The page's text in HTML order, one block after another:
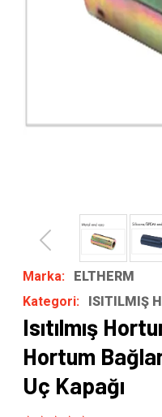
Previous
Marka:
ELTHERM
Kategori:
ISITILMIŞ
Isıtılmış
Hortum
Uç Kapağı